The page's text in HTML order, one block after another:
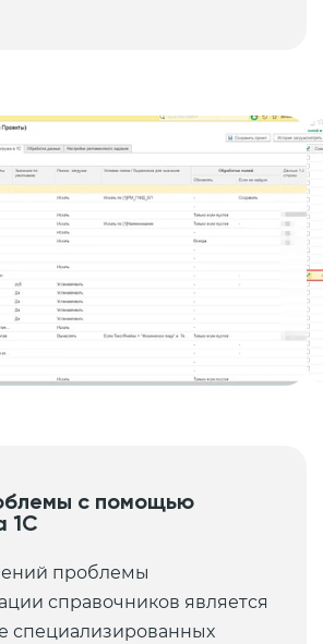
с помощью
1С
проблемы
справочников является
специализированных